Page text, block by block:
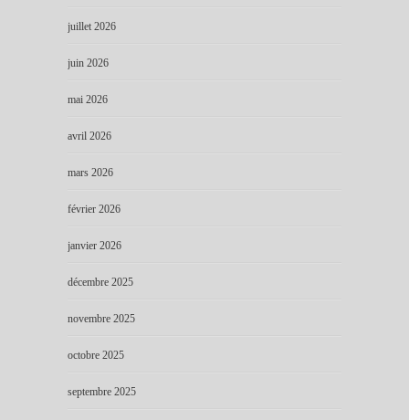
juillet 2026
juin 2026
mai 2026
avril 2026
mars 2026
février 2026
janvier 2026
décembre 2025
novembre 2025
octobre 2025
septembre 2025